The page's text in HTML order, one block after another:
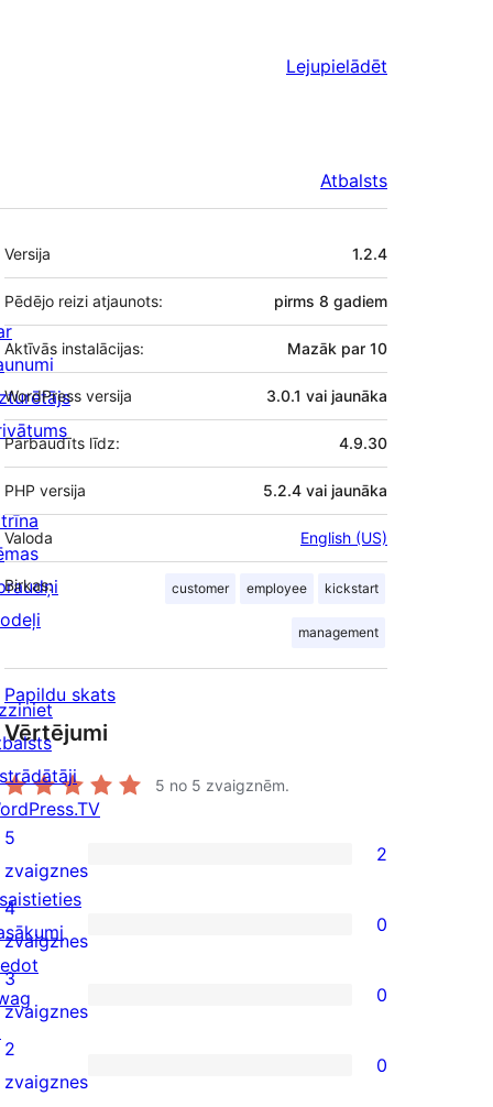
Lejupielādēt
Atbalsts
Meta
Versija 1.2.4
Pēdējo reizi atjaunots: pirms 8 gadiem
Aktīvās instalācijas: Mazāk par 10
WordPress versija 3.0.1 vai jaunāka
Pārbaudīts līdz: 4.9.30
PHP versija 5.2.4 vai jaunāka
Valoda English (US)
Birkas: customer employee kickstart
management
Papildu skats
Vērtējumi
5 no 5 zvaigznēm.
2
5-
star
reviews
5
zvaigznes
2
0
4-
star
reviews
4
zvaigznes
0
0
3-
star
3
zvaigznes
0
0
2
zvaigznes
0